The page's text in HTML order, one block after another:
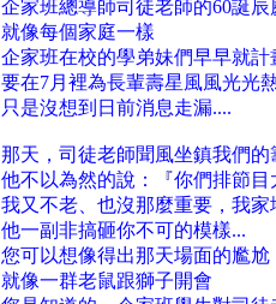
企家班總導師司徒老師的60誕辰
就像每個家庭一樣
企家班在校的學弟妹們早早就計
要在7月裡為長輩壽星風風光光
只是沒想到日前消息走漏....
那天，司徒老師聞風坐鎮我們的
他不以為然的說：
『你們排節目
我又不老、也沒那麼重要，我家
他一副非搞砸你不可的模樣...
您可以想像得出那天場面的尷尬
就像一群老鼠跟獅子開會